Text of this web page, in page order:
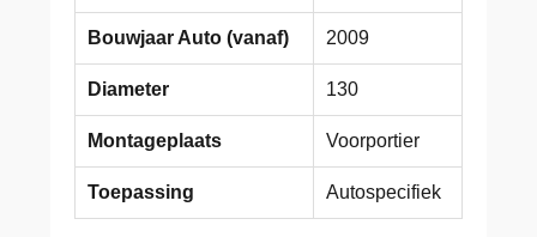
Bouwjaar Auto (vanaf) 2009
Diameter 130
Montageplaats Voorportier
Toepassing Autospecifiek